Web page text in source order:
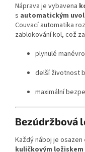
Náprava je vybavena
s automatickým
Couvací automatika
zablokování kol, což
plynulé
delší životnost
maximální
Bezúdržbová
Každý náboj je osazen
kuličkovým ložiskem